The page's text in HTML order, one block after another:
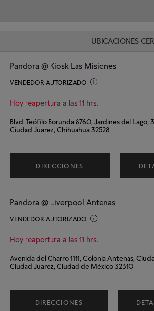
UBICACIONES
Pandora @ Kiosk Las Misiones
VENDEDOR AUTORIZADO
Hoy reapertura a las 11 hrs.
Blvd. Teófilo Borunda 8760, Jardines del Lago,
Ciudad Juarez, Chihuahua 32528
DIRECCIONES
Pandora @ Liverpool Antenas
VENDEDOR AUTORIZADO
Hoy reapertura a las 11 hrs.
Avenida del Charro 1111, Colonia Antenas,
Ciudad Juarez, Ciudad de México 32310
DIRECCIONES